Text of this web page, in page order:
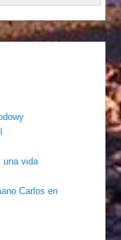
una vida
Carlos en